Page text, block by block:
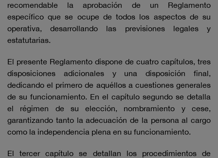
recomendable la aprobación de un Reglamento
específico que se ocupe de todos los aspectos de su
operativa, desarrollando las previsiones legales y
estatutarias.
El presente Reglamento dispone de cuatro capítulos, tres
disposiciones adicionales y una disposición final,
dedicando el primero de aquéllos a cuestiones generales
de su funcionamiento. En el capítulo segundo se detalla
el régimen de su elección, nombramiento y cese,
garantizando tanto la adecuación de la persona al cargo
como la independencia plena en su funcionamiento.
El tercer capítulo se detallan los procedimientos de